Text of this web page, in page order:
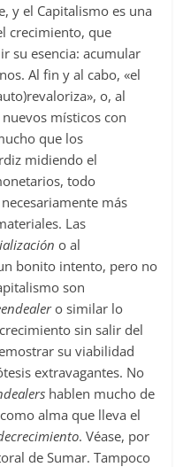
y el Capitalismo es una
crecimiento, que
su esencia: acumular
Al fin y al cabo, «el
o, al
místicos con
que los
midiendo el
todo
más
Las
o al
bonito intento, pero no
son
o similar lo
sin salir del
su viabilidad
extravagantes. No
hablen mucho de
alma que lleva el
. Véase, por
de Sumar. Tampoco